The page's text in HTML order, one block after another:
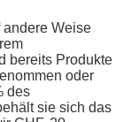
andere Weise
bereits Produkte
oder
des
sie sich das